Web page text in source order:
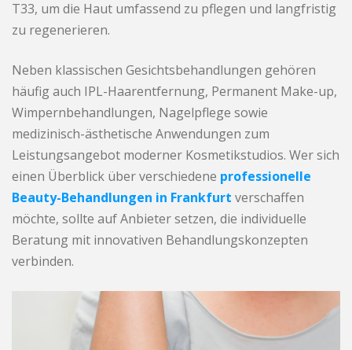
T33, um die Haut umfassend zu pflegen und langfristig
zu regenerieren.
Neben klassischen Gesichtsbehandlungen gehören
häufig auch IPL-Haarentfernung, Permanent Make-up,
Wimpernbehandlungen, Nagelpflege sowie
medizinisch-ästhetische Anwendungen zum
Leistungsangebot moderner Kosmetikstudios. Wer sich
einen Überblick über verschiedene professionelle
Beauty-Behandlungen in Frankfurt verschaffen
möchte, sollte auf Anbieter setzen, die individuelle
Beratung mit innovativen Behandlungskonzepten
verbinden.